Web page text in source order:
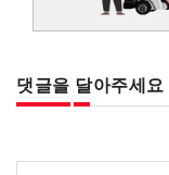
댓글을 달아주세요